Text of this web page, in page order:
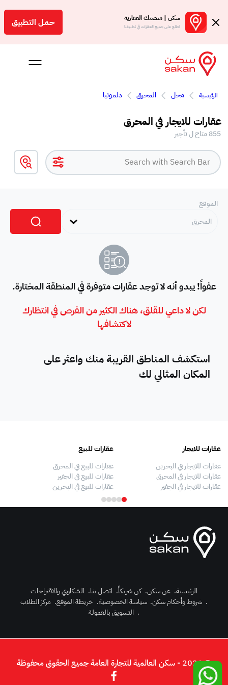
سكن | منصتك العقارية
اطلع على جميع العقارات في تطبيقنا حمل التطبيق
بالعمولة
الرئيسية محل المحرق دلمونيا
عقارات للايجار في المحرق
855 متاح ل تأجير
الموقع
المحرق
عفواً! يبدو أنه لا توجد عقارات متوفرة في المنطقة المختارة.
لكن لا داعي للقلق، هناك الكثير من الفرص في انتظارك
لاكتشافها
استكشف المناطق القريبة منك واعثر على
المكان المثالي لك
عقارات للايجار
عقارات للايجار في البحرين
عقارات للايجار في المحرق
عقارات للايجار في الجفير
عقارات للبيع
عقارات للبيع في المحرق
عقارات للبيع في الجفير
عقارات للبيع في البحرين
الرئيسية. عن سكن. كن شريكاً. اتصل بنا. الشكاوي والاقتراحات
. شروط وأحكام سكن. سياسة الخصوصية. خريطة الموقع. مركز الطلاب
. التسويق بالعمولة
© 2026 - سكن العالمية للتجارة العامة جميع الحقوق محفوظة